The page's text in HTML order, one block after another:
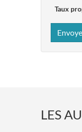
Taux
LES